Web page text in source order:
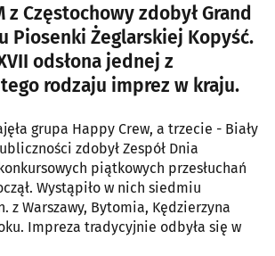
z Częstochowy zdobył Grand
Piosenki Żeglarskiej Kopyść.
odsłona jednej z
rodzaju imprez w kraju.
grupa Happy Crew, a trzecie - Biały
zdobył Zespół Dnia
piątkowych przesłuchań
Wystąpiło w nich siedmiu
z Warszawy, Bytomia, Kędzierzyna
Impreza tradycyjnie odbyła się w